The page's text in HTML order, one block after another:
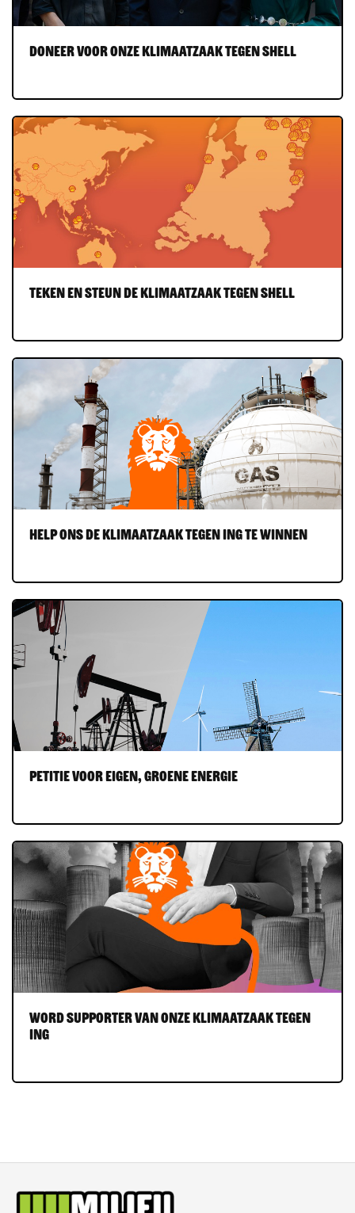
Doneer voor onze Klimaatzaak tegen Shell
Teken en steun de klimaatzaak tegen Shell
Help ons de Klimaatzaak tegen ING te winnen
Petitie voor eigen, groene energie
Word supporter van onze Klimaatzaak tegen
ING